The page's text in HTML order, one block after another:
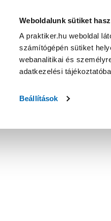
Weboldalunk sütiket
A praktiker.hu weboldal
számítógépén sütiket
webanalitikai és
adatkezelési
Beállítások